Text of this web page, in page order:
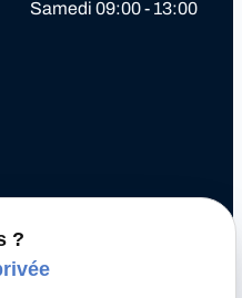
Samedi 09:00 - 13:00
?